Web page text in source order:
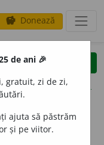
savings Donează
clear
opțiuni
declinări
de ani 🎉
gratuit, zi de zi,
ajuta să păstrăm
și pe viitor.